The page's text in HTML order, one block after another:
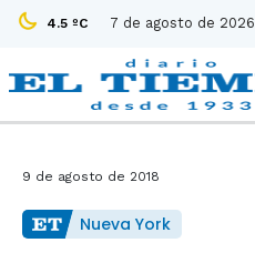
4.5 ºC 7 de agosto de 2026
9 de agosto de 2018
Nueva York